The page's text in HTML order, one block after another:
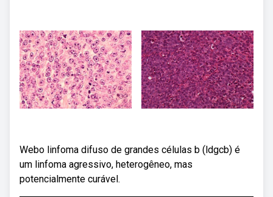
Webo linfoma difuso de grandes células b (ldgcb) é
um linfoma agressivo, heterogêneo, mas
potencialmente curável.